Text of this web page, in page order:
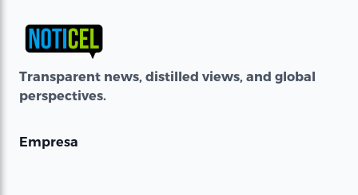
Transparent news, distilled views, and global
perspectives.
Empresa